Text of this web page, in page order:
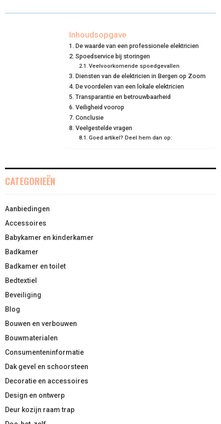
R
W R
E
O
N
E
B
O
O
K
R
O
N
T
R
E
S
R
O
N
K
D
I
N
R
I
Inhoudsopgave
De waarde van een professionele elektricien
Spoedservice bij storingen
Veelvoorkomende spoedgevallen
Diensten van de elektricien in Bergen op Zoom
De voordelen van een lokale elektricien
Transparantie en betrouwbaarheid
Veiligheid voorop
Conclusie
Veelgestelde vragen
Goed artikel? Deel hem dan op:
CATEGORIEËN
Aanbiedingen
Accessoires
Babykamer en kinderkamer
Badkamer
Badkamer en toilet
Bedtextiel
Beveiliging
Blog
Bouwen en verbouwen
Bouwmaterialen
Consumenteninformatie
Dak gevel en schoorsteen
Decoratie en accessoires
Design en ontwerp
Deur kozijn raam trap